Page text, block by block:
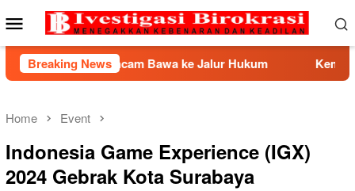
to
Mobile
Menu
Breaking News
Bawa ke Jalur Hukum Kemnaker Berhasil
Home Event
Indonesia Game Experience (IGX)
2024 Gebrak Kota Surabaya